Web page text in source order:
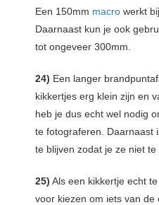
Een 150mm macro werkt
Daarnaast kun je ook
tot ongeveer 300mm.
24) Een langer
kikkertjes erg klein zijn en
heb je dus echt wel nodig
te fotograferen. Daarnaast
te blijven zodat je ze niet te
25) Als een kikkertje echt
voor kiezen om iets van de